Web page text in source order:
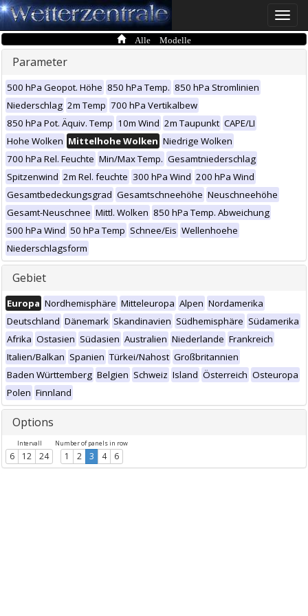
Toggle
Alle Modelle
Parameter
500 hPa Geopot. Höhe 850 hPa Temp. 850 hPa Stromlinien
Niederschlag 2m Temp 700 hPa Vertikalbew
850 hPa Pot. Äquiv. Temp 10m Wind 2m Taupunkt CAPE/LI
Hohe Wolken Mittelhohe Wolken Niedrige Wolken
700 hPa Rel. Feuchte Min/Max Temp. Gesamtniederschlag
Spitzenwind 2m Rel. feuchte 300 hPa Wind 200 hPa Wind
Gesamtbedeckungsgrad Gesamtschneehöhe Neuschneehöhe
Gesamt-Neuschnee Mittl. Wolken 850 hPa Temp. Abweichung
500 hPa Wind 50 hPa Temp Schnee/Eis Wellenhoehe
Niederschlagsform
Gebiet
Europa Nordhemisphäre Mitteleuropa Alpen Nordamerika
Deutschland Dänemark Skandinavien Südhemisphäre Südamerika
Afrika Ostasien Südasien Australien Niederlande Frankreich
Italien/Balkan Spanien Türkei/Nahost Großbritannien
Baden Württemberg Belgien Schweiz Island Österreich Osteuropa
Polen Finnland
Options
Intervall
6 12 24
Number of panels in row
1 2 3 4 6